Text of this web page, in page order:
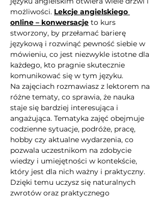
możliwości. Lekcje angielskiego
online – konwersacje to kurs
stworzony, by przełamać barierę
językową i rozwinąć pewność siebie w
mówieniu, co jest niezwykle istotne dla
każdego, kto pragnie skutecznie
komunikować się w tym języku.
Na zajęciach rozmawiasz z lektorem na
różne tematy, co sprawia, że nauka
staje się bardziej interesująca i
angażująca. Tematyka zajęć obejmuje
codzienne sytuacje, podróże, pracę,
hobby czy aktualne wydarzenia, co
pozwala uczestnikom na zdobycie
wiedzy i umiejętności w kontekście,
który jest dla nich ważny i praktyczny.
Dzięki temu uczysz się naturalnych
zwrotów oraz praktycznego